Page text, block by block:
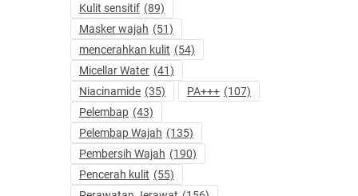
Kulit sensitif (89)
Masker wajah (51)
mencerahkan kulit (54)
Micellar Water (41)
Niacinamide (35) PA+++ (107)
Pelembap (43)
Pelembap Wajah (135)
Pembersih Wajah (190)
Pencerah kulit (55)